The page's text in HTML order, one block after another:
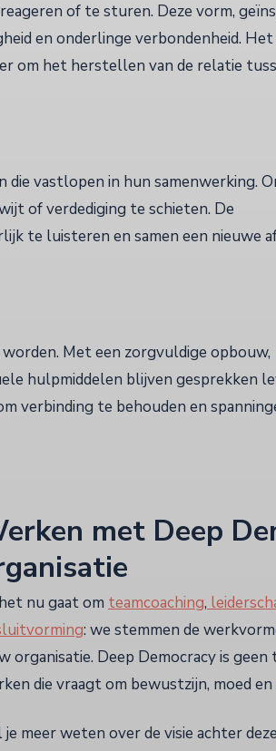
of te sturen. Deze vorm,
en onderlinge verbondenheid.
om het herstellen van de relatie
die vastlopen in hun samenwerking.
of verdediging te schieten. De
te luisteren en samen een nieuwe
Met een zorgvuldige opbouw,
hulpmiddelen blijven gesprekken
verbinding te behouden en
met Deep
nu gaat om teamcoaching,
: we stemmen de
organisatie. Deep Democracy is geen
die vraagt om bewustzijn, moed
meer weten over de visie achter